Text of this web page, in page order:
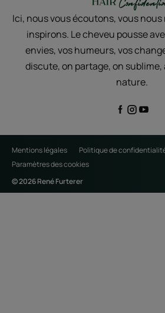
Ici, nous vous écoutons, vous
inspirons. Le cheveu pousse
envies, vos humeurs, vos
discute, on partage, on sublime,
nature.
Mentions légales
Politique de
Paramètres des cookies
© 2026 René Furterer